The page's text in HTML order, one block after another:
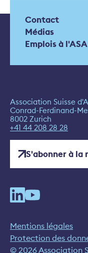
Contact
Médias
Emplois à l'ASA
Association Suisse
Conrad-Ferdinand-
8002 Zurich
+41 44 208 28 28
S'abonner à
Mentions légales
Protection des
© 2026 Association